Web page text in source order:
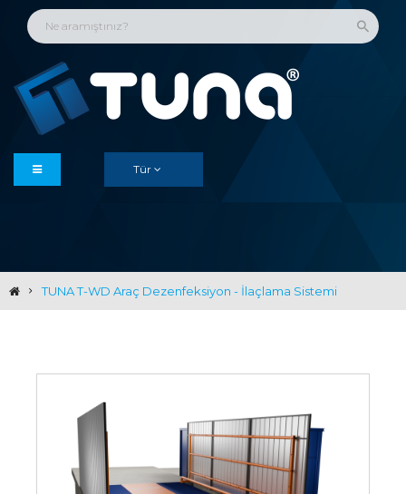
Tür
TUNA T-WD Araç Dezenfeksiyon - İlaçlama Sistemi